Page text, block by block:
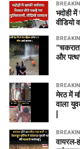
भदोही
वीडियो
और
मेरठ में
वाला
वायरल-